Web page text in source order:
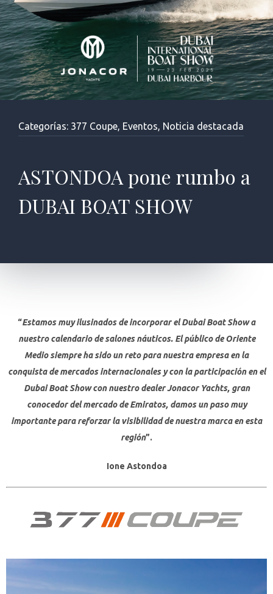
Categorías: 377 Coupe, Eventos, Noticia destacada
ASTONDOA pone rumbo a
DUBAI BOAT SHOW
“Estamos muy ilusinados de incorporar el Dubai Boat Show a
nuestro calendario de salones náuticos. El público de Oriente
Medio siempre ha sido un reto para nuestra empresa en la
conquista de mercados internacionales y con la participación en el
Dubai Boat Show con nuestro dealer Jonacor Yachts, gran
conocedor del mercado de Emiratos, damos un paso muy
importante para reforzar la visibilidad de nuestra marca en esta
región”.
Ione Astondoa